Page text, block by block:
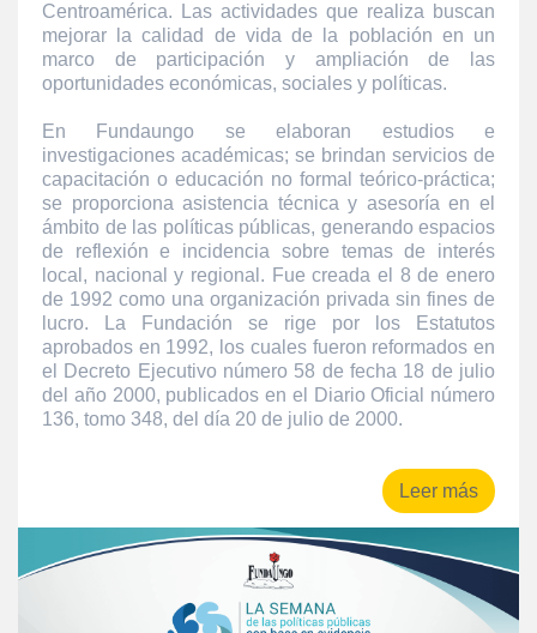
Centroamérica. Las actividades que realiza buscan
mejorar la calidad de vida de la población en un
marco de participación y ampliación de las
oportunidades económicas, sociales y políticas.
En Fundaungo se elaboran estudios e
investigaciones académicas; se brindan servicios de
capacitación o educación no formal teórico-práctica;
se proporciona asistencia técnica y asesoría en el
ámbito de las políticas públicas, generando espacios
de reflexión e incidencia sobre temas de interés
local, nacional y regional. Fue creada el 8 de enero
de 1992 como una organización privada sin fines de
lucro. La Fundación se rige por los Estatutos
aprobados en 1992, los cuales fueron reformados en
el Decreto Ejecutivo número 58 de fecha 18 de julio
del año 2000, publicados en el Diario Oficial número
136, tomo 348, del día 20 de julio de 2000.
Leer más